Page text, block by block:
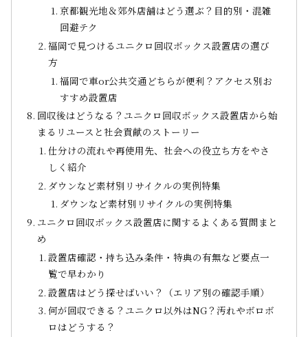
京都観光地＆郊外店舗はどう選ぶ？目的別・混雑
回避テク
福岡で見つけるユニクロ回収ボックス設置店の選び
方
福岡で車or公共交通どちらが便利？アクセス別お
すすめ設置店
回収後はどうなる？ユニクロ回収ボックス設置店から始
まるリユースと社会貢献のストーリー
仕分けの流れや再使用先、社会への役立ち方をやさ
しく紹介
ダウンなど素材別リサイクルの実例特集
ダウンなど素材別リサイクルの実例特集
ユニクロ回収ボックス設置店に関するよくある質問まと
め
設置店確認・持ち込み条件・特典の有無など要点一
覧で早わかり
設置店はどう探せばいい？（エリア別の確認手順）
何が回収できる？ユニクロ以外はNG？汚れやボロボ
ロはどうする？